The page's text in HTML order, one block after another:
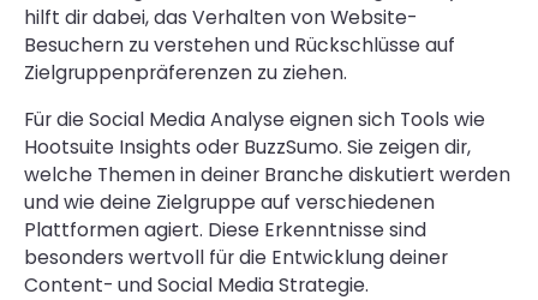
hilft dir dabei, das Verhalten von Website-
Besuchern zu verstehen und Rückschlüsse auf
Zielgruppenpräferenzen zu ziehen.
Für die Social Media Analyse eignen sich Tools wie
Hootsuite Insights oder BuzzSumo. Sie zeigen dir,
welche Themen in deiner Branche diskutiert werden
und wie deine Zielgruppe auf verschiedenen
Plattformen agiert. Diese Erkenntnisse sind
besonders wertvoll für die Entwicklung deiner
Content- und Social Media Strategie.